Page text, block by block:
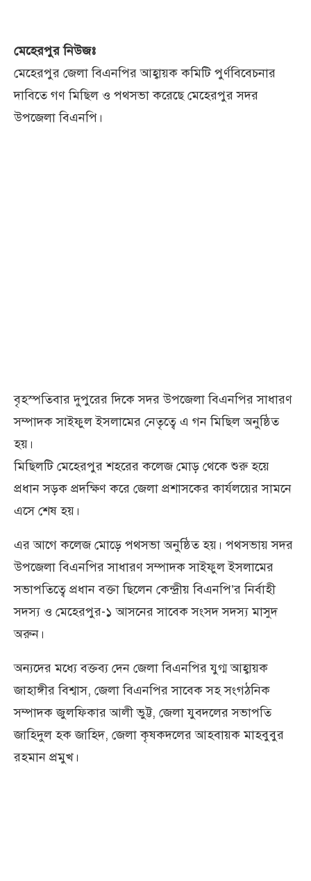
মেহেরপুর নিউজঃ
মেহেরপুর জেলা বিএনপির আহ্বায়ক কমিটি পুর্ণবিবেচনার
দাবিতে গণ মিছিল ও পথসভা করেছে মেহেরপুর সদর
উপজেলা বিএনপি।
বৃহস্পতিবার দুপুরের দিকে সদর উপজেলা বিএনপির সাধারণ
সম্পাদক সাইফুল ইসলামের নেতৃত্বে এ গন মিছিল অনুষ্ঠিত
হয়।
মিছিলটি মেহেরপুর শহরের কলেজ মোড় থেকে শুরু হয়ে
প্রধান সড়ক প্রদক্ষিণ করে জেলা প্রশাসকের কার্যলয়ের সামনে
এসে শেষ হয়।
এর আগে কলেজ মোড়ে পথসভা অনুষ্ঠিত হয়। পথসভায় সদর
উপজেলা বিএনপির সাধারণ সম্পাদক সাইফুল ইসলামের
সভাপতিত্বে প্রধান বক্তা ছিলেন কেন্দ্রীয় বিএনপি’র নির্বাহী
সদস্য ও মেহেরপুর-১ আসনের সাবেক সংসদ সদস্য মাসুদ
অরুন।
অন্যদের মধ্যে বক্তব্য দেন জেলা বিএনপির যুগ্ম আহ্বায়ক
জাহাঙ্গীর বিশ্বাস, জেলা বিএনপির সাবেক সহ সংগঠনিক
সম্পাদক জুলফিকার আলী ভুট্ট, জেলা যুবদলের সভাপতি
জাহিদুল হক জাহিদ, জেলা কৃষকদলের আহবায়ক মাহবুবুর
রহমান প্রমুখ।